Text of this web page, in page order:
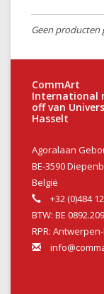
Geen producten
CommArt
International
off van
Hasselt
Agoralaan
BE-3590
België
+32 (0)484
BTW: BE
RPR: